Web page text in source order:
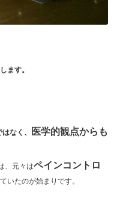
ます。
なく、
医学的観点からも
、元々はペインコントロ
いたのが始まりです。